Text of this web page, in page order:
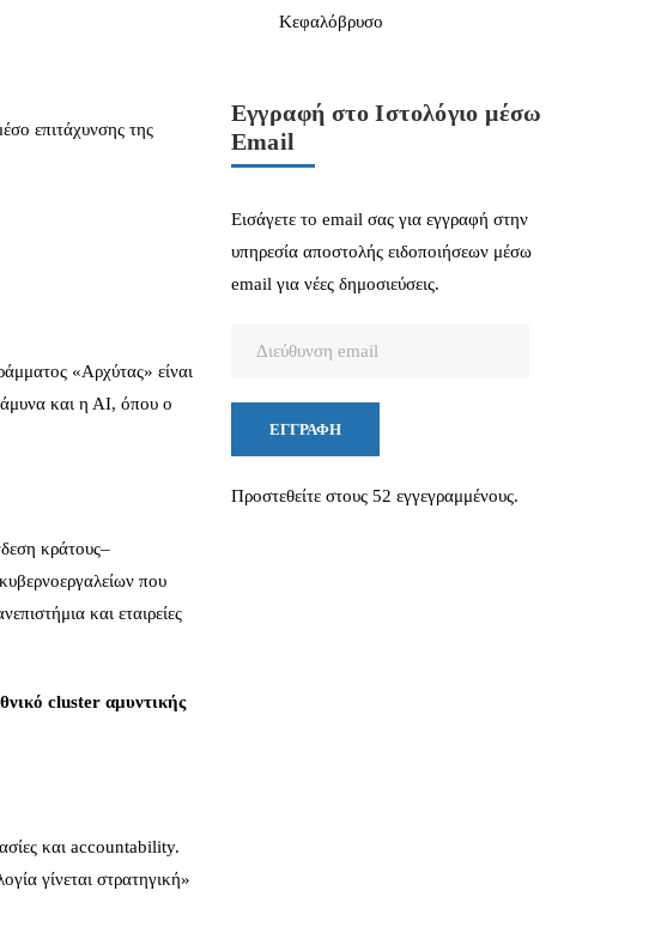
επιτάχυνσης της
«Αρχύτας» είναι
και η ΑΙ, όπου ο
κράτους–
που
και εταιρείες
cluster αμυντικής
και accountability.
γίνεται στρατηγική»
Κεφαλόβρυσο
Εγγραφή στο Ιστολόγιο μέσω
Email
Εισάγετε το email σας για εγγραφή στην
υπηρεσία αποστολής ειδοποιήσεων μέσω
email για νέες δημοσιεύσεις.
ΕΓΓΡΑΦΉ
Προστεθείτε στους 52 εγγεγραμμένους.